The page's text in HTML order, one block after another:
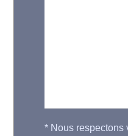
* Nous respectons